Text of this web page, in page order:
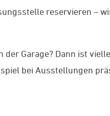
reservieren –
Garage? Dann ist
bei Ausstellungen